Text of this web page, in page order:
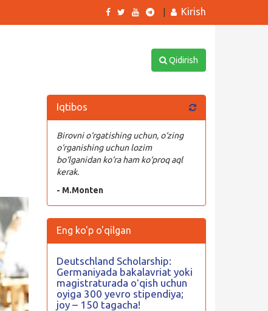
Kirish
Qidirish
Iqtibos
Birovni o‘rgatishing uchun, o‘zing
o‘rganishing uchun lozim
bo‘lganidan ko‘ra ham ko‘proq aql
kerak.
- M.Monten
Eng ko'p o'qilgan
Deutschland Scholarship:
Germaniyada bakalavriat yoki
magistraturada oʻqish uchun
oyiga 300 yevro stipendiya;
joy – 150 tagacha!